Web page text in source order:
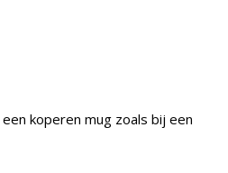
koperen mug zoals bij een